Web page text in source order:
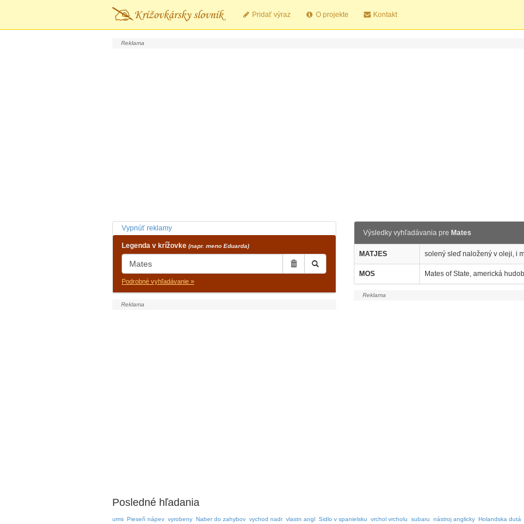
Pridať výraz O projekte Kontakt
Vypnúť reklamy
Legenda v krížovke (napr. meno Eduarda)
Podrobné vyhľadávanie »
Výsledky vyhľadávania pre Mates
MATJES solený sleď naložený v oleji, i
MOS Mates of State, americká
Posledné hľadania
urmi Pieseň nápev vyrobeny Naber do zahybov vychod nadr vlastn angl Sidlo v spanielsku vrchol vrcholu subaru nástroj anglicky Holandska dutá